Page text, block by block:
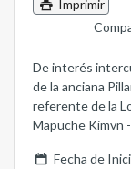
Imprimir
De interés
de la anciana
referente de la
Mapuche Kimvn
Fecha de